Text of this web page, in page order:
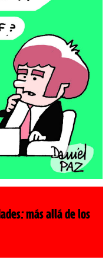
más allá de los